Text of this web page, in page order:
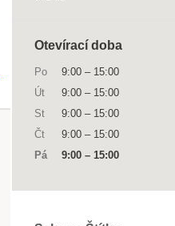
Otevírací doba
Po 9:00 – 15:00
Út
9:00 – 15:00
St
9:00 – 15:00
Čt
9:00 – 15:00
Pá
9:00 – 15:00